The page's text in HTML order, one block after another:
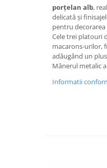
Decoratiuni Craciun
Sweet Wonderland
Crengute Decorative
Decoratiuni Muzicale
Decoratiuni Luminoase
Aromaterapie Craciun
porțelan alb,
delicată și
pentru
Cele trei platouri
macarons-urilor,
adăugând un
Mânerul metalic
Informatii